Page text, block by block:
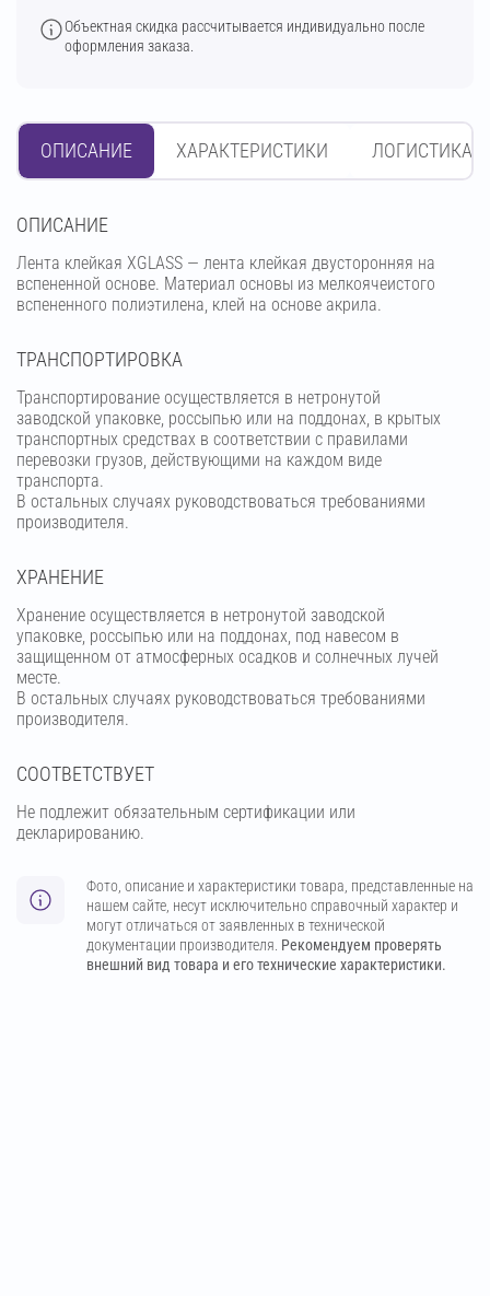
Объектная скидка рассчитывается индивидуально после
оформления заказа.
ОПИСАНИЕ ХАРАКТЕРИСТИКИ ЛОГИСТИКА
OПИСАНИЕ
Лента клейкая XGLASS — лента клейкая двусторонняя на
вспененной основе. Материал основы из мелкоячеистого
вспененного полиэтилена, клей на основе акрила.
ТРАНСПОРТИРОВКА
Транспортирование осуществляется в нетронутой
заводской упаковке, россыпью или на поддонах, в крытых
транспортных средствах в соответствии с правилами
перевозки грузов, действующими на каждом виде
транспорта.
В остальных случаях руководствоваться требованиями
производителя.
ХРАНЕНИЕ
Хранение осуществляется в нетронутой заводской
упаковке, россыпью или на поддонах, под навесом в
защищенном от атмосферных осадков и солнечных лучей
месте.
В остальных случаях руководствоваться требованиями
производителя.
СООТВЕТСТВУЕТ
Не подлежит обязательным сертификации или
декларированию.
Фото, описание и характеристики товара, представленные на
нашем сайте, несут исключительно справочный характер и
могут отличаться от заявленных в технической
документации производителя. Рекомендуем проверять
внешний вид товара и его технические характеристики.